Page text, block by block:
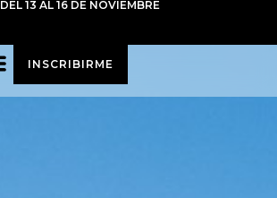
DEL 13 AL 16 DE NOVIEMBRE
INSCRIBIRME